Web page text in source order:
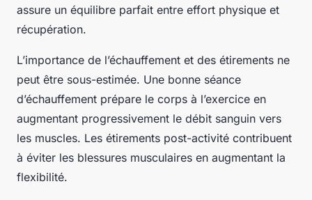
assure un équilibre parfait entre effort physique et
récupération.
L’importance de l’échauffement et des étirements ne
peut être sous-estimée. Une bonne séance
d’échauffement prépare le corps à l’exercice en
augmentant progressivement le débit sanguin vers
les muscles. Les étirements post-activité contribuent
à éviter les blessures musculaires en augmentant la
flexibilité.